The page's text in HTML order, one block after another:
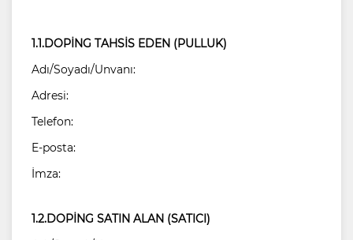
1.1.DOPİNG TAHSİS EDEN (PULLUK)
Adı/Soyadı/Unvanı:
Adresi:
Telefon:
E-posta:
İmza:
1.2.DOPİNG SATIN ALAN (SATICI)